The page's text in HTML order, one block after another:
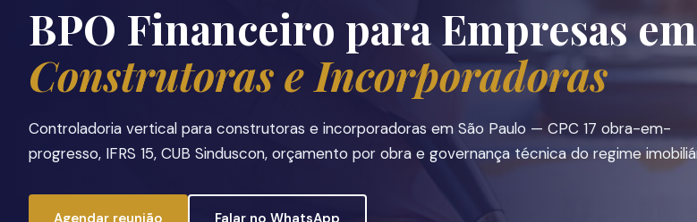
BPO Financeiro para Empresas em
Construtoras e Incorporadoras
Controladoria vertical para construtoras e incorporadoras em São Paulo — CPC 17 obra-em-
progresso, IFRS 15, CUB Sinduscon, orçamento por obra e governança técnica do regime
Agendar reunião Falar no WhatsApp